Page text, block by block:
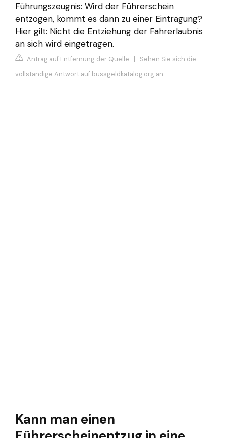
Führungszeugnis: Wird der Führerschein
entzogen, kommt es dann zu einer Eintragung?
Hier gilt: Nicht die Entziehung der Fahrerlaubnis
an sich wird eingetragen.
Antrag auf Entfernung der Quelle | Sehen Sie sich die
vollständige Antwort auf bussgeldkatalog.org an
Kann man einen